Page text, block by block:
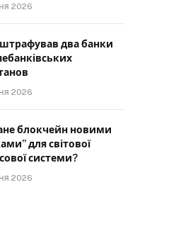
2026
два банки
2026
блокчейн новими
для світової
системи?
2026